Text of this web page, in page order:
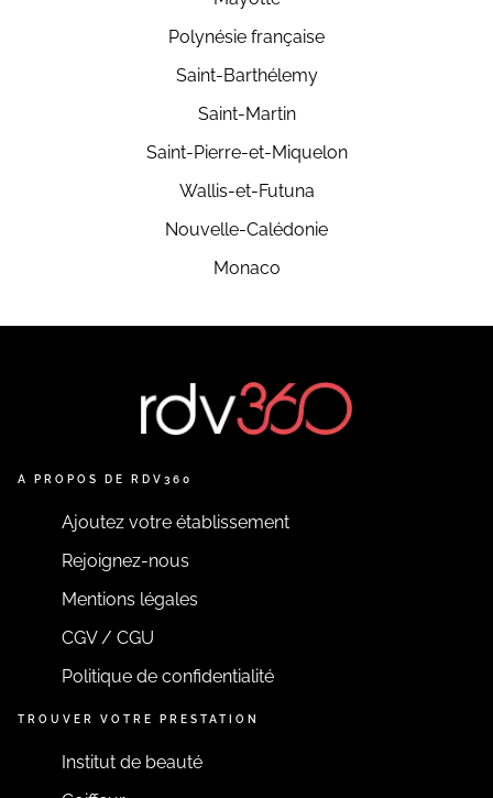
Polynésie française
Saint-Barthélemy
Saint-Martin
Saint-Pierre-et-Miquelon
Wallis-et-Futuna
Nouvelle-Calédonie
Monaco
A PROPOS DE RDV360
Ajoutez votre établissement
Rejoignez-nous
Mentions légales
CGV / CGU
Politique de confidentialité
TROUVER VOTRE PRESTATION
Institut de beauté